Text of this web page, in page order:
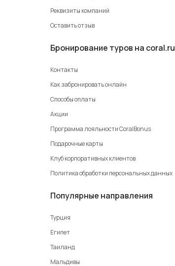
Реквизиты компаний
Оставить отзыв
Бронирование туров на coral.ru
Контакты
Как забронировать онлайн
Способы оплаты
Акции
Программа лояльности CoralBonus
Подарочные карты
Клуб корпоративных клиентов
Политика обработки персональных данных
Популярные направления
Турция
Египет
Таиланд
Мальдивы